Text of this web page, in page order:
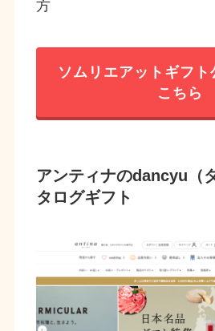
方
ソムリエアットギフト
こちら
アンティナのdancyu（
タログギフト